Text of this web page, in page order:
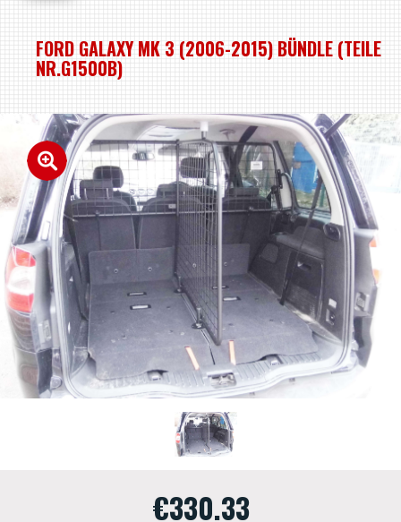
FORD GALAXY MK 3 (2006-2015) BÜNDLE (TEILE
NR.G1500B)
€330.33